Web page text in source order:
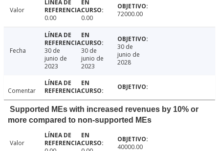
Valor
0.00
0.00 72000.00
Fecha
30 de
junio de
2023
30 de
junio de
2023
30 de
junio de
2028
Comentar
Supported MEs with increased revenues by 10% or
more compared to non-supported MEs
Valor
40000.00